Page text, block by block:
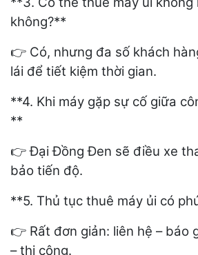
không?**
👉 Có, nhưng đa số khách
lái để tiết kiệm thời gian.
**4. Khi máy gặp sự cố giữa
**
👉Đại Đồng Đen sẽ điều xe
bảo tiến độ.
**5. Thủ tục thuê máy ủi có
👉 Rất đơn giản: liên hệ – báo
– thi công.